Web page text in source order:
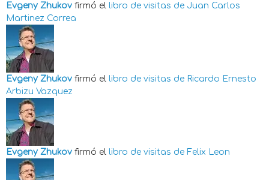
Evgeny Zhukov firmó el libro de visitas de Juan Carlos
Martinez Correa
Evgeny Zhukov firmó el libro de visitas de Ricardo Ernesto
Arbizu Vazquez
Evgeny Zhukov firmó el libro de visitas de Felix Leon